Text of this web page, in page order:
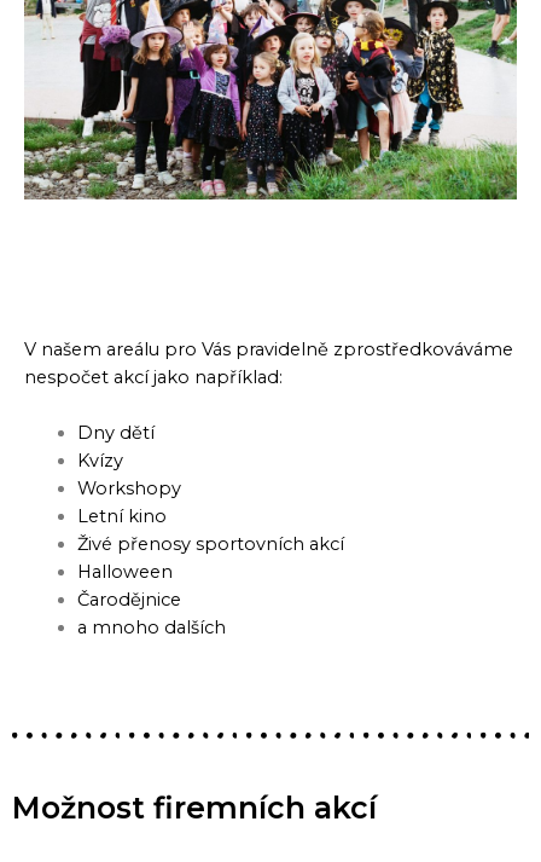
V našem areálu pro Vás pravidelně zprostředkováváme
nespočet akcí jako například:
Dny dětí
Kvízy
Workshopy
Letní kino
Živé přenosy sportovních akcí
Halloween
Čarodějnice
a mnoho dalších
Možnost firemních akcí